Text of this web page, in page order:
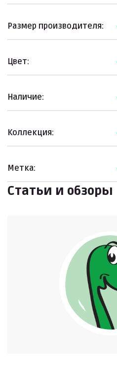
Размер производителя:
Цвет:
Наличие:
Коллекция:
Метка:
Статьи и обзоры